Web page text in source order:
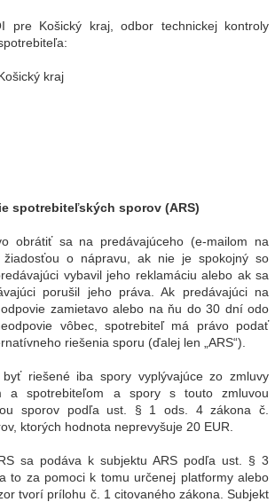
pre Košický kraj, odbor technickej kontroly
kraj
spotrebiteľských sporov (ARS)
obrátiť sa na predávajúceho (e-mailom na
žiadosťou o nápravu, ak nie je spokojný so
vybavil jeho reklamáciu alebo ak sa
porušil jeho práva. Ak predávajúci na
zamietavo alebo na ňu do 30 dní odo
vôbec, spotrebiteľ má právo podať
riešenia sporu (ďalej len „ARS“).
riešené iba spory vyplývajúce zo zmluvy
a spotrebiteľom a spory s touto zmluvou
sporov podľa ust. § 1 ods. 4 zákona č.
ktorých hodnota neprevyšuje 20 EUR.
sa podáva k subjektu ARS podľa ust. § 3
to za pomoci k tomu určenej platformy alebo
tvorí prílohu č. 1 citovaného zákona. Subjekt